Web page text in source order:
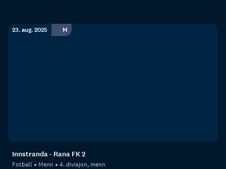
23. aug. 2025 M
Innstranda - Rana FK 2
Fotball Menn 4. divisjon, menn